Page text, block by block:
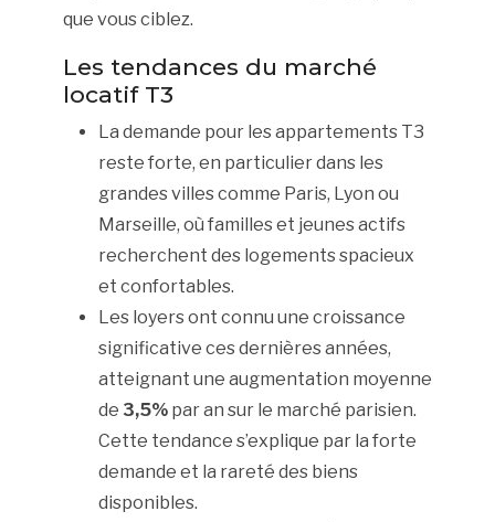
que vous ciblez.
Les tendances du marché
locatif T3
La demande pour les appartements T3
reste forte, en particulier dans les
grandes villes comme Paris, Lyon ou
Marseille, où familles et jeunes actifs
recherchent des logements spacieux
et confortables.
Les loyers ont connu une croissance
significative ces dernières années,
atteignant une augmentation moyenne
de 3,5% par an sur le marché parisien.
Cette tendance s’explique par la forte
demande et la rareté des biens
disponibles.